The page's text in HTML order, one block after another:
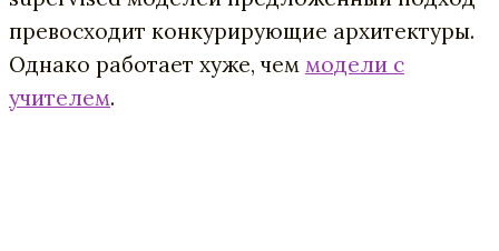
превосходит конкурирующие архитектуры.
Однако работает хуже, чем модели с
учителем.